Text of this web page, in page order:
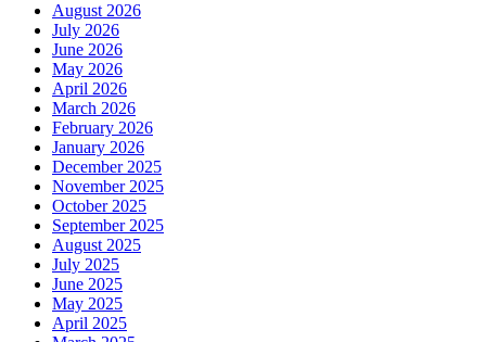
August 2026
July 2026
June 2026
May 2026
April 2026
March 2026
February 2026
January 2026
December 2025
November 2025
October 2025
September 2025
August 2025
July 2025
June 2025
May 2025
April 2025